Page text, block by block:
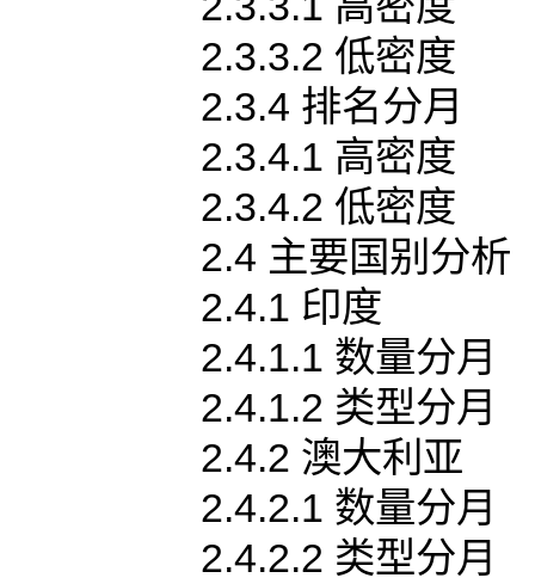
2.3.3.2 低密度
2.3.4 排名分月
2.3.4.1 高密度
2.3.4.2 低密度
2.4 主要国别分析
2.4.1 印度
2.4.1.1 数量分月
2.4.1.2 类型分月
2.4.2 澳大利亚
2.4.2.1 数量分月
2.4.2.2 类型分月